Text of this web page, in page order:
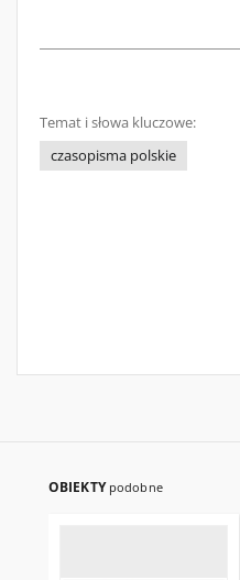
Temat i słowa kluczowe:
czasopisma polskie
OBIEKTY podobne